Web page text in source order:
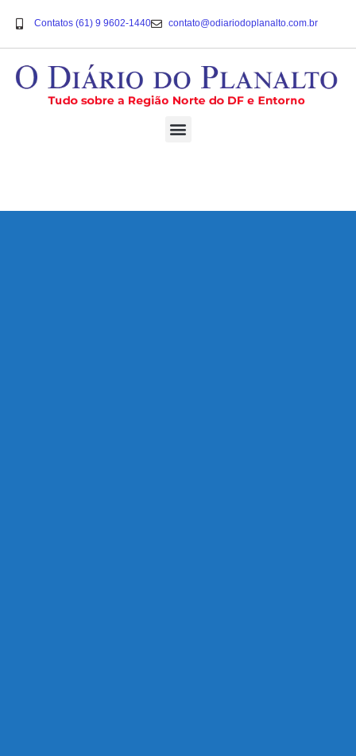
Contatos (61) 9 9602-1440 contato@odiariodoplanalto.com.br